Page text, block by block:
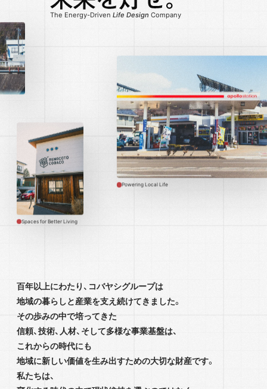
Powering Local Life
Spaces for Better Living
The Energy-Driven Life Design Company
百年以上にわたり、コバヤシグループは
地域の暮らしと産業を支え続けてきました。
その歩みの中で培ってきた
信頼、技術、人材、そして多様な事業基盤は、
これからの時代にも
地域に新しい価値を生み出すための大切な財産です。
私たちは、